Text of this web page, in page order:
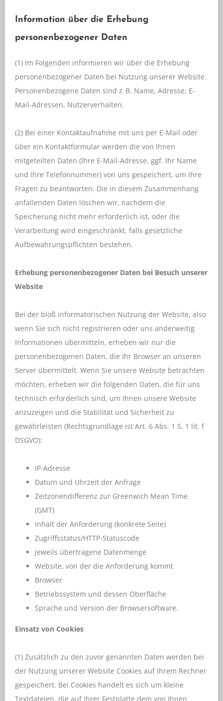
Information über die Erhebung
personenbezogener Daten
(1) Im Folgenden informieren wir über die Erhebung
personenbezogener Daten bei Nutzung unserer Website.
Personenbezogene Daten sind z. B. Name, Adresse, E-
Mail-Adressen, Nutzerverhalten.
(2) Bei einer Kontaktaufnahme mit uns per E-Mail oder
über ein Kontaktformular werden die von Ihnen
mitgeteilten Daten (Ihre E-Mail-Adresse, ggf. Ihr Name
und Ihre Telefonnummer) von uns gespeichert, um Ihre
Fragen zu beantworten. Die in diesem Zusammenhang
anfallenden Daten löschen wir, nachdem die
Speicherung nicht mehr erforderlich ist, oder die
Verarbeitung wird eingeschränkt, falls gesetzliche
Aufbewahrungspflichten bestehen.
Erhebung personenbezogener Daten bei Besuch unserer
Website
Bei der bloß informatorischen Nutzung der Website, also
wenn Sie sich nicht registrieren oder uns anderweitig
Informationen übermitteln, erheben wir nur die
personenbezogenen Daten, die Ihr Browser an unseren
Server übermittelt. Wenn Sie unsere Website betrachten
möchten, erheben wir die folgenden Daten, die für uns
technisch erforderlich sind, um Ihnen unsere Website
anzuzeigen und die Stabilität und Sicherheit zu
gewährleisten (Rechtsgrundlage ist Art. 6 Abs. 1 S. 1 lit. f
DSGVO):
IP-Adresse
Datum und Uhrzeit der Anfrage
Zeitzonendifferenz zur Greenwich Mean Time
(GMT)
Inhalt der Anforderung (konkrete Seite)
Zugriffsstatus/HTTP-Statuscode
jeweils übertragene Datenmenge
Website, von der die Anforderung kommt
Browser
Betriebssystem und dessen Oberfläche
Sprache und Version der Browsersoftware.
Einsatz von Cookies
(1) Zusätzlich zu den zuvor genannten Daten werden bei
der Nutzung unserer Website Cookies auf Ihrem Rechner
gespeichert. Bei Cookies handelt es sich um kleine
Textdateien, die auf Ihrer Festplatte dem von Ihnen